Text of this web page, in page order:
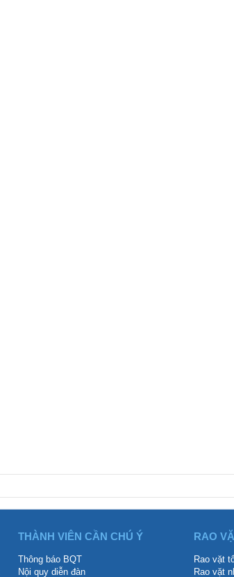
THÀNH VIÊN CẦN CHÚ Ý
Thông báo BQT
Nội quy diễn đàn
RAO
Rao vặt
Rao vặt